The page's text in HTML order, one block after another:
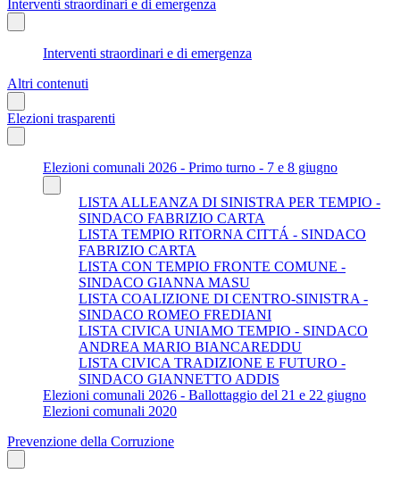
Interventi straordinari e di emergenza
Interventi straordinari e di emergenza
Altri contenuti
Elezioni trasparenti
Elezioni comunali 2026 - Primo turno - 7 e 8 giugno
LISTA ALLEANZA DI SINISTRA PER TEMPIO -
SINDACO FABRIZIO CARTA
LISTA TEMPIO RITORNA CITTÁ - SINDACO
FABRIZIO CARTA
LISTA CON TEMPIO FRONTE COMUNE -
SINDACO GIANNA MASU
LISTA COALIZIONE DI CENTRO-SINISTRA -
SINDACO ROMEO FREDIANI
LISTA CIVICA UNIAMO TEMPIO - SINDACO
ANDREA MARIO BIANCAREDDU
LISTA CIVICA TRADIZIONE E FUTURO -
SINDACO GIANNETTO ADDIS
Elezioni comunali 2026 - Ballottaggio del 21 e 22 giugno
Elezioni comunali 2020
Prevenzione della Corruzione